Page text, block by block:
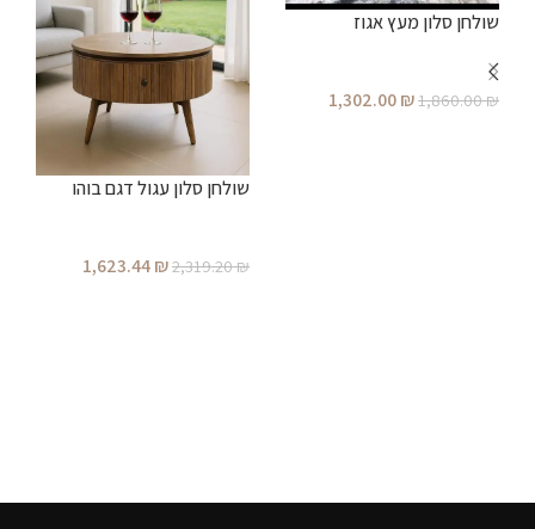
שולחן סלון מעץ אגוז
1,860.00₪
1,302.00₪
שולחן סלון עגול דגם בוהו
2,319.20₪
1,623.44₪